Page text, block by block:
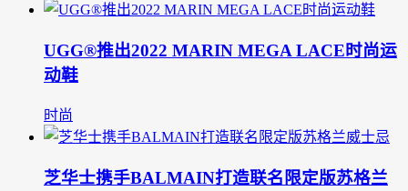
UGG®推出2022 MARIN MEGA LACE时尚运
动鞋
时尚
芝华士携手BALMAIN打造联名限定版苏格兰